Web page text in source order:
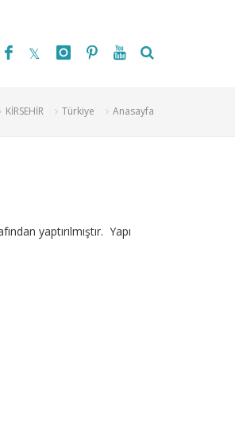
KİRSEHİR Türkiye Anasayfa
yaptırılmıştır. Yapı